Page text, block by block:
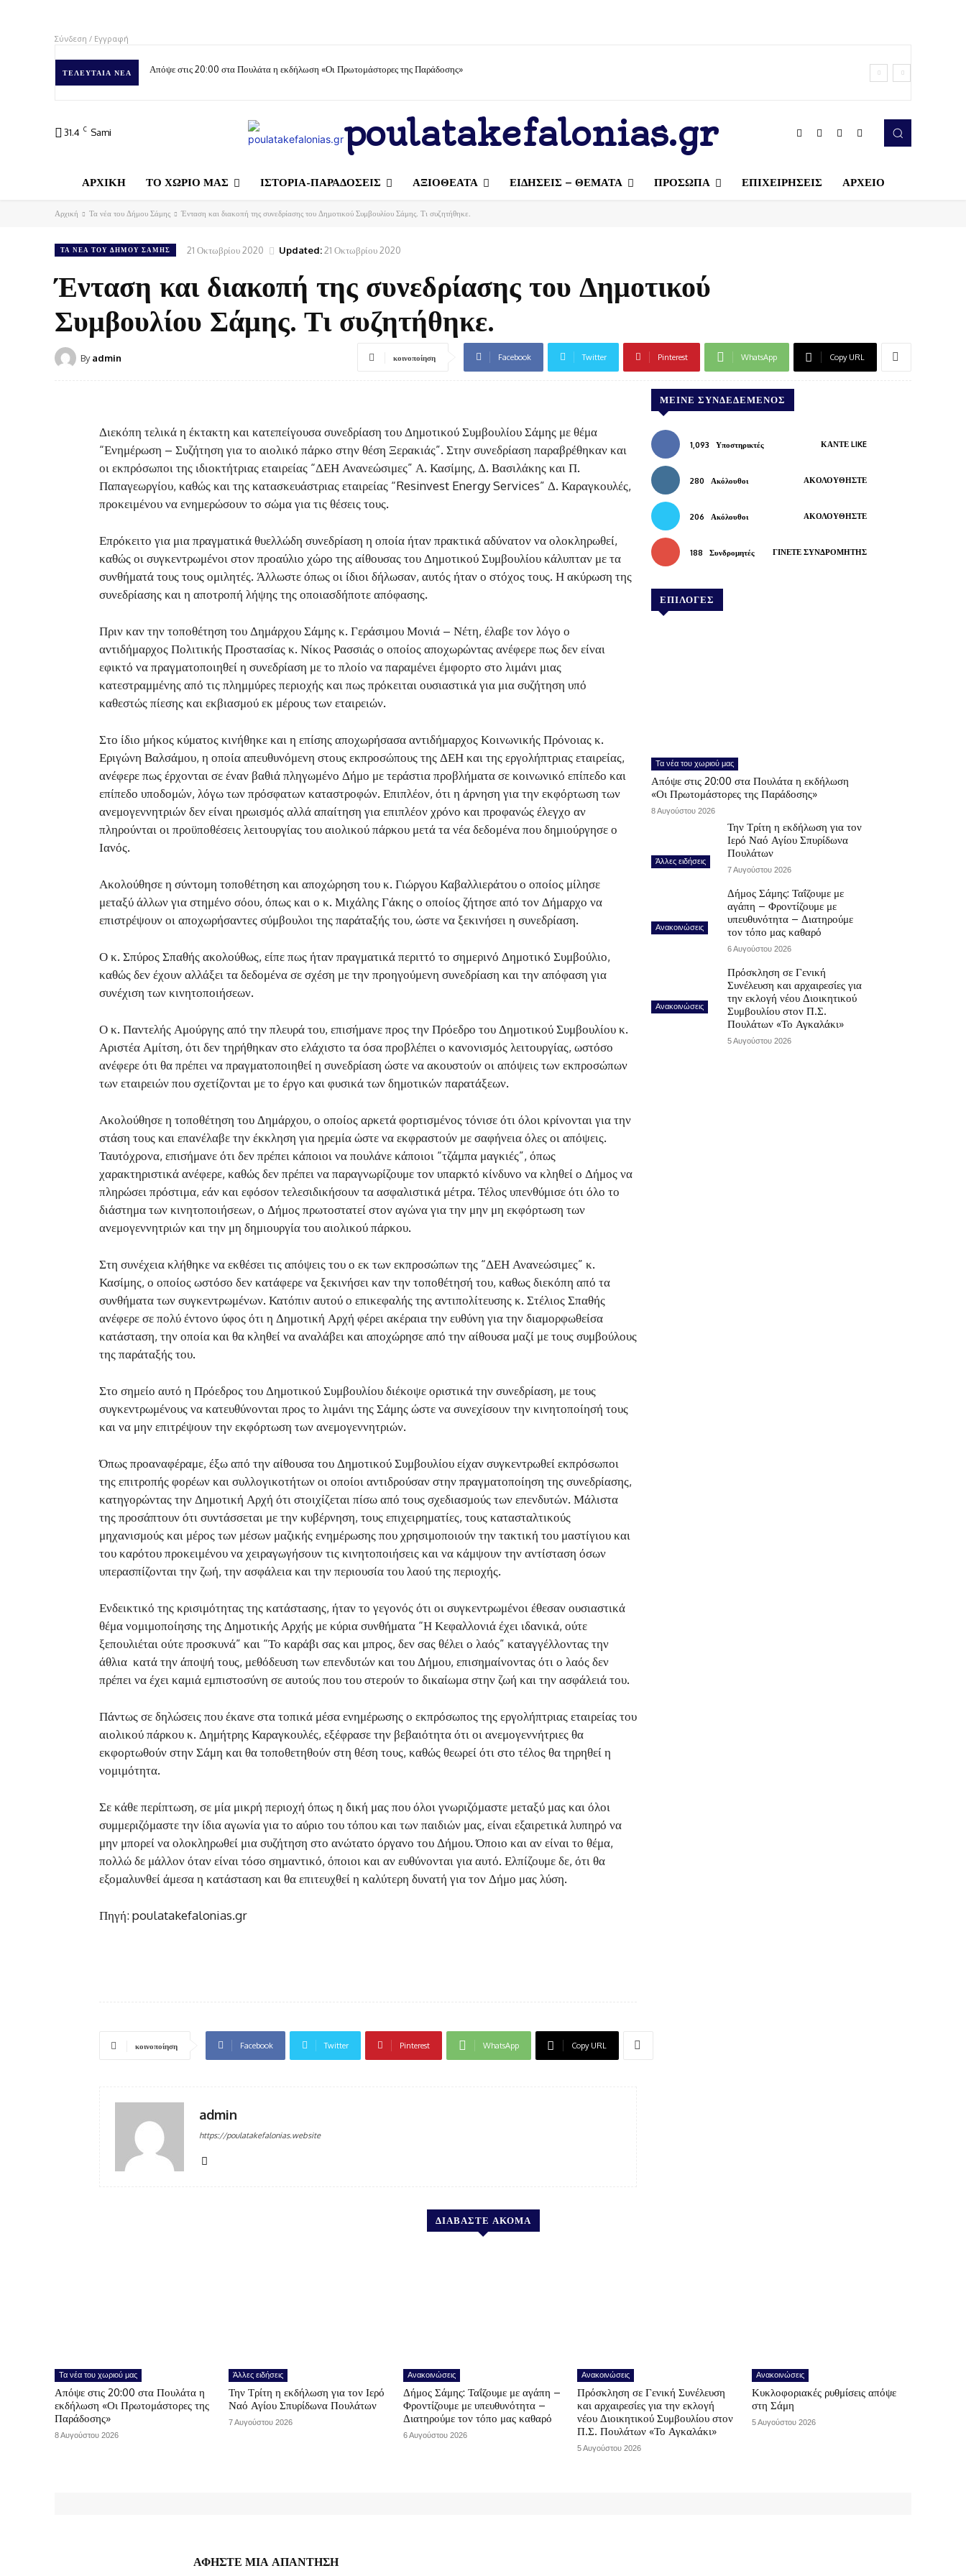
Σύνδεση / Εγγραφή
ΤΕΛΕΥΤΑΊΑ ΝΈΑ Απόψε στις 20:00 στα Πουλάτα η εκδήλωση «Οι Πρωτομάστορες της Παράδοσης»
31.4 C Sami poulatakefalonias.gr
ΑΡΧΙΚΗ ΤΟ ΧΩΡΙΟ ΜΑΣ ΙΣΤΟΡΙΑ-ΠΑΡΑΔΟΣΕΙΣ ΑΞΙΟΘΕΑΤΑ ΕΙΔΗΣΕΙΣ – ΘΕΜΑΤΑ ΠΡΟΣΩΠΑ ΕΠΙΧΕΙΡΗΣΕΙΣ ΑΡΧΕΙΟ
Αρχική Τα νέα του Δήμου Σάμης Ένταση και διακοπή της συνεδρίασης του Δημοτικού Συμβουλίου Σάμης. Τι συζητήθηκε.
ΤΑ ΝΈΑ ΤΟΥ ΔΉΜΟΥ ΣΆΜΗΣ 21 Οκτωβρίου 2020 Updated:21 Οκτωβρίου 2020
Ένταση και διακοπή της συνεδρίασης του Δημοτικού
Συμβουλίου Σάμης. Τι συζητήθηκε.
By admin κοινοποίηση Facebook Twitter Pinterest WhatsApp Copy URL
Διεκόπη τελικά η έκτακτη και κατεπείγουσα συνεδρίαση του Δημοτικού Συμβουλίου Σάμης με θέμα
“Ενημέρωση – Συζήτηση για το αιολικό πάρκο στην θέση Ξερακιάς”. Στην συνεδρίαση παραβρέθηκαν και
οι εκπρόσωποι της ιδιοκτήτριας εταιρείας “ΔΕΗ Ανανεώσιμες” Α. Κασίμης, Δ. Βασιλάκης και Π.
Παπαγεωργίου, καθώς και της κατασκευάστριας εταιρείας “Resinvest Energy Services” Δ. Καραγκουλές,
προκειμένου να ενημερώσουν το σώμα για τις θέσεις τους.
Επρόκειτο για μια πραγματικά θυελλώδη συνεδρίαση η οποία ήταν πρακτικά αδύνατον να ολοκληρωθεί,
καθώς οι συγκεντρωμένοι στον προαύλιο χώρο της αίθουσας του Δημοτικού Συμβουλίου κάλυπταν με τα
συνθήματά τους τους ομιλητές. Άλλωστε όπως οι ίδιοι δήλωσαν, αυτός ήταν ο στόχος τους. Η ακύρωση της
συνεδρίασης και η αποτροπή λήψης της οποιασδήποτε απόφασης.
Πριν καν την τοποθέτηση του Δημάρχου Σάμης κ. Γεράσιμου Μονιά – Νέτη, έλαβε τον λόγο ο
αντιδήμαρχος Πολιτικής Προστασίας κ. Νίκος Ρασσιάς ο οποίος αποχωρώντας ανέφερε πως δεν είναι
εφικτό να πραγματοποιηθεί η συνεδρίαση με το πλοίο να παραμένει έμφορτο στο λιμάνι μιας
κατεστραμμένης από τις πλημμύρες περιοχής και πως πρόκειται ουσιαστικά για μια συζήτηση υπό
καθεστώς πίεσης και εκβιασμού εκ μέρους των εταιρειών.
Στο ίδιο μήκος κύματος κινήθηκε και η επίσης αποχωρήσασα αντιδήμαρχος Κοινωνικής Πρόνοιας κ.
Εριγώνη Βαλσάμου, η οποία απευθυνόμενη στους εκπροσώπους της ΔΕΗ και της εργολήπτριας εταιρείας,
ανέφερε πως έρχονται σε έναν βαθιά πληγωμένο Δήμο με τεράστια προβλήματα σε κοινωνικό επίπεδο και
επίπεδο υποδομών, λόγω των πρόσφατων καταστροφών. Επιπλέον, ότι η άρνηση για την εκφόρτωση των
ανεμογεννητριών δεν είναι ηρωισμός αλλά απαίτηση για επιπλέον χρόνο και προφανώς έλεγχο αν
πληρούνται οι προϋποθέσεις λειτουργίας του αιολικού πάρκου μετά τα νέα δεδομένα που δημιούργησε ο
Ιανός.
Ακολούθησε η σύντομη τοποθέτηση και αποχώρηση του κ. Γιώργου Καβαλλιεράτου ο οποίος μίλησε
μεταξύ άλλων για στημένο σόου, όπως και ο κ. Μιχάλης Γάκης ο οποίος ζήτησε από τον Δήμαρχο να
επιστρέψουν οι αποχωρήσαντες σύμβουλοι της παράταξής του, ώστε να ξεκινήσει η συνεδρίαση.
Ο κ. Σπύρος Σπαθής ακολούθως, είπε πως ήταν πραγματικά περιττό το σημερινό Δημοτικό Συμβούλιο,
καθώς δεν έχουν αλλάξει τα δεδομένα σε σχέση με την προηγούμενη συνεδρίαση και την απόφαση για
συνέχιση των κινητοποιήσεων.
Ο κ. Παντελής Αμούργης από την πλευρά του, επισήμανε προς την Πρόεδρο του Δημοτικού Συμβουλίου κ.
Αριστέα Αμίτση, ότι δεν τηρήθηκαν στο ελάχιστο τα όσα προβλέπει ο κανονισμός λειτουργίας, ωστόσο
ανέφερε ότι θα πρέπει να πραγματοποιηθεί η συνεδρίαση ώστε να ακουστούν οι απόψεις των εκπροσώπων
των εταιρειών που σχετίζονται με το έργο και φυσικά των δημοτικών παρατάξεων.
Ακολούθησε η τοποθέτηση του Δημάρχου, ο οποίος αρκετά φορτισμένος τόνισε ότι όλοι κρίνονται για την
στάση τους και επανέλαβε την έκκληση για ηρεμία ώστε να εκφραστούν με σαφήνεια όλες οι απόψεις.
Ταυτόχρονα, επισήμανε ότι δεν πρέπει κάποιοι να πουλάνε κάποιοι “τζάμπα μαγκιές”, όπως
χαρακτηριστικά ανέφερε, καθώς δεν πρέπει να παραγνωρίζουμε τον υπαρκτό κίνδυνο να κληθεί ο Δήμος να
πληρώσει πρόστιμα, εάν και εφόσον τελεσιδικήσουν τα ασφαλιστικά μέτρα. Τέλος υπενθύμισε ότι όλο το
διάστημα των κινητοποιήσεων, ο Δήμος πρωτοστατεί στον αγώνα για την μην μη εκφόρτωση των
ανεμογεννητριών και την μη δημιουργία του αιολικού πάρκου.
Στη συνέχεια κλήθηκε να εκθέσει τις απόψεις του ο εκ των εκπροσώπων της “ΔΕΗ Ανανεώσιμες” κ.
Κασίμης, ο οποίος ωστόσο δεν κατάφερε να ξεκινήσει καν την τοποθέτησή του, καθως διεκόπη από τα
συνθήματα των συγκεντρωμένων. Κατόπιν αυτού ο επικεφαλής της αντιπολίτευσης κ. Στέλιος Σπαθής
ανέφερε σε πολύ έντονο ύφος ότι η Δημοτική Αρχή φέρει ακέραια την ευθύνη για την διαμορφωθείσα
κατάσταση, την οποία και θα κληθεί να αναλάβει και αποχώρησε από την αίθουσα μαζί με τους συμβούλους
της παράταξής του.
Στο σημείο αυτό η Πρόεδρος του Δημοτικού Συμβουλίου διέκοψε οριστικά την συνεδρίαση, με τους
συγκεντρωμένους να κατευθύνονται προς το λιμάνι της Σάμης ώστε να συνεχίσουν την κινητοποίησή τους
και να μην επιτρέψουν την εκφόρτωση των ανεμογεννητριών.
Όπως προαναφέραμε, έξω από την αίθουσα του Δημοτικού Συμβουλίου είχαν συγκεντρωθεί εκπρόσωποι
της επιτροπής φορέων και συλλογικοτήτων οι οποίοι αντιδρούσαν στην πραγματοποίηση της συνεδρίασης,
κατηγορώντας την Δημοτική Αρχή ότι στοιχίζεται πίσω από τους σχεδιασμούς των επενδυτών. Μάλιστα
της προσάπτουν ότι συντάσσεται με την κυβέρνηση, τους επιχειρηματίες, τους κατασταλτικούς
μηχανισμούς και μέρος των μέσων μαζικής ενημέρωσης που χρησιμοποιούν την τακτική του μαστίγιου και
του καρότου προκειμένου να χειραγωγήσουν τις κινητοποιήσεις και να κάμψουν την αντίσταση όσων
υπερασπίζονται την ζωή, την ασφάλεια και την περιουσία του λαού της περιοχής.
Ενδεικτικό της κρισιμότητας της κατάστασης, ήταν το γεγονός ότι οι συγκεντρωμένοι έθεσαν ουσιαστικά
θέμα νομιμοποίησης της Δημοτικής Αρχής με κύρια συνθήματα “Η Κεφαλλονιά έχει ιδανικά, ούτε
ξεπουλιέται ούτε προσκυνά” και “Το καράβι σας και μπρος, δεν σας θέλει ο λαός” καταγγέλλοντας την
άθλια κατά την άποψή τους, μεθόδευση των επενδυτών και του Δήμου, επισημαίνοντας ότι ο λαός δεν
πρέπει να έχει καμιά εμπιστοσύνη σε αυτούς που του στερούν το δικαίωμα στην ζωή και την ασφάλειά του.
Πάντως σε δηλώσεις που έκανε στα τοπικά μέσα ενημέρωσης ο εκπρόσωπος της εργολήπτριας εταιρείας του
αιολικού πάρκου κ. Δημήτρης Καραγκουλές, εξέφρασε την βεβαιότητα ότι οι ανεμογεννήτριες θα
εκφορτωθούν στην Σάμη και θα τοποθετηθούν στη θέση τους, καθώς θεωρεί ότι στο τέλος θα τηρηθεί η
νομιμότητα.
Σε κάθε περίπτωση, σε μία μικρή περιοχή όπως η δική μας που όλοι γνωριζόμαστε μεταξύ μας και όλοι
συμμεριζόμαστε την ίδια αγωνία για το αύριο του τόπου και των παιδιών μας, είναι εξαιρετικά λυπηρό να
μην μπορεί να ολοκληρωθεί μια συζήτηση στο ανώτατο όργανο του Δήμου. Όποιο και αν είναι το θέμα,
πολλώ δε μάλλον όταν είναι τόσο σημαντικό, όποιοι και αν ευθύνονται για αυτό. Ελπίζουμε δε, ότι θα
εξομαλυνθεί άμεσα η κατάσταση και θα επιτευχθεί η καλύτερη δυνατή για τον Δήμο μας λύση.
Πηγή: poulatakefalonias.gr
κοινοποίηση Facebook Twitter Pinterest WhatsApp Copy URL
admin
https://poulatakefalonias.website
ΜΕΊΝΕ ΣΥΝΔΕΔΕΜΈΝΟΣ
1,093 Υποστηρικτές ΚΆΝΤΕ LIKE
280 Ακόλουθοι ΑΚΟΛΟΥΘΉΣΤΕ
206 Ακόλουθοι ΑΚΟΛΟΥΘΉΣΤΕ
188 Συνδρομητές ΓΊΝΕΤΕ ΣΥΝΔΡΟΜΗΤΉΣ
ΕΠΙΛΟΓΕΣ
Τα νέα του χωριού μας
Απόψε στις 20:00 στα Πουλάτα η εκδήλωση
«Οι Πρωτομάστορες της Παράδοσης»
8 Αυγούστου 2026
Άλλες ειδήσεις
Την Τρίτη η εκδήλωση για τον
Ιερό Ναό Αγίου Σπυρίδωνα
Πουλάτων
7 Αυγούστου 2026
Ανακοινώσεις
Δήμος Σάμης: Ταΐζουμε με
αγάπη – Φροντίζουμε με
υπευθυνότητα – Διατηρούμε
τον τόπο μας καθαρό
6 Αυγούστου 2026
Ανακοινώσεις
Πρόσκληση σε Γενική
Συνέλευση και αρχαιρεσίες για
την εκλογή νέου Διοικητικού
Συμβουλίου στον Π.Σ.
Πουλάτων «Το Αγκαλάκι»
5 Αυγούστου 2026
ΔΙΑΒΑΣΤΕ ΑΚΟΜΑ
Τα νέα του χωριού μας
Απόψε στις 20:00 στα Πουλάτα η
εκδήλωση «Οι Πρωτομάστορες της
Παράδοσης»
8 Αυγούστου 2026
Άλλες ειδήσεις
Την Τρίτη η εκδήλωση για τον Ιερό
Ναό Αγίου Σπυρίδωνα Πουλάτων
7 Αυγούστου 2026
Ανακοινώσεις
Δήμος Σάμης: Ταΐζουμε με αγάπη –
Φροντίζουμε με υπευθυνότητα –
Διατηρούμε τον τόπο μας καθαρό
6 Αυγούστου 2026
Ανακοινώσεις
Πρόσκληση σε Γενική Συνέλευση
και αρχαιρεσίες για την εκλογή
νέου Διοικητικού Συμβουλίου στον
Π.Σ. Πουλάτων «Το Αγκαλάκι»
5 Αυγούστου 2026
Ανακοινώσεις
Κυκλοφοριακές ρυθμίσεις απόψε
στη Σάμη
5 Αυγούστου 2026
ΑΦΗΣΤΕ ΜΙΑ ΑΠΑΝΤΗΣΗ